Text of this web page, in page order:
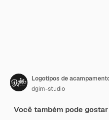
Logotipos de
dgim-studio
Você também pode